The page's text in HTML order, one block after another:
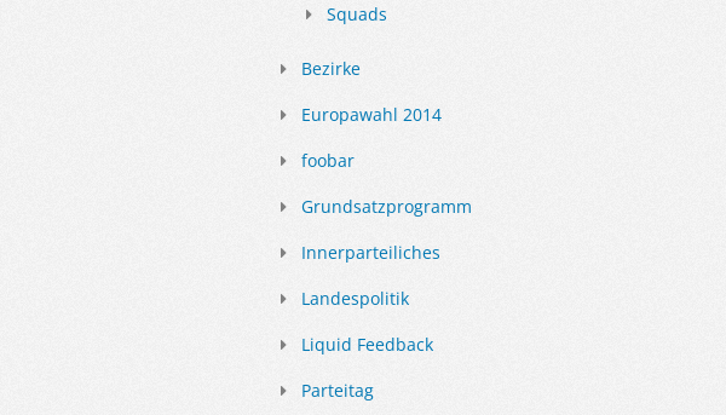
Squads
Bezirke
Europawahl 2014
foobar
Grundsatzprogramm
Innerparteiliches
Landespolitik
Liquid Feedback
Parteitag